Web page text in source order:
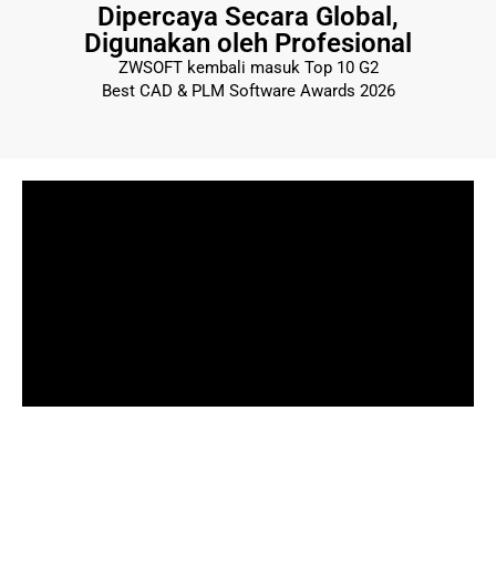
Dipercaya Secara Global,
Digunakan oleh Profesional
ZWSOFT kembali masuk Top 10 G2
Best CAD & PLM Software Awards 2026